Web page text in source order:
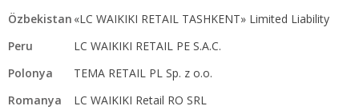
Özbekistan «LC WAIKIKI RETAIL TASHKENT» Limited Liability
Peru
LC WAIKIKI RETAIL PE S.A.C.
Polonya
TEMA RETAIL PL Sp. z o.o.
Romanya
LC WAIKIKI Retail RO SRL